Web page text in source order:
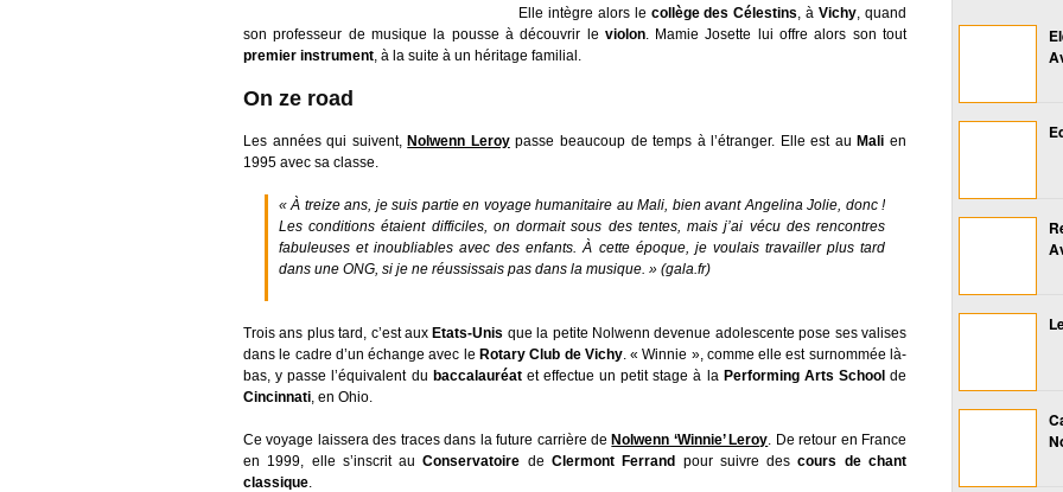
Elle intègre alors le collège des Célestins, àVichy, quand
son professeur de musique la pousse à découvrir le violon. Mamie Josette lui offre alors son tout
premier instrument, à la suite à un héritage familial.
On ze road
Les années qui suivent, Nolwenn Leroypasse beaucoup de temps à l’étranger. Elle est au Mali en
1995 avec sa classe.
« À treize ans, je suis partie en voyage humanitaire au Mali, bien avant Angelina Jolie, donc !
Les conditions étaient difficiles, on dormait sous des tentes, mais j’ai vécu des rencontres
fabuleuses et inoubliables avec des enfants. À cette époque, je voulais travailler plus tard
dans une ONG, si je ne réussissais pas dans la musique. » (gala.fr)
Trois ans plus tard, c’est aux Etats-Unis que la petite Nolwenn devenue adolescente pose ses valises
dans le cadre d’un échange avec le Rotary Club de Vichy. « Winnie », comme elle est surnommée là-
bas, y passe l’équivalent du baccalauréatet effectue un petit stage à la Performing Arts School de
Cincinnati, en Ohio.
Ce voyage laissera des traces dans la future carrière de Nolwenn ‘Winnie’ Leroy. De retour en France
en 1999, elle s’inscrit auConservatoire deClermont Ferrand pour suivre descours de chant
classique.